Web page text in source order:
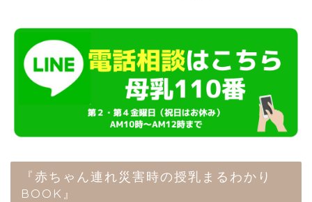
『赤ちゃん連れ災害時の授乳まるわかり
BOOK』